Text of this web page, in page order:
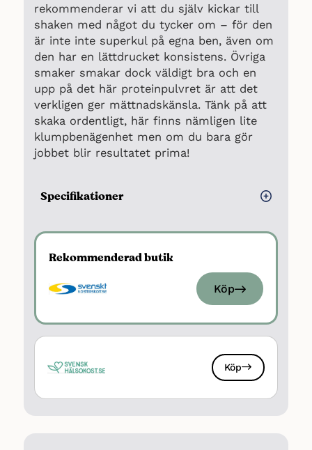
rekommenderar vi att du själv kickar till
shaken med något du tycker om – för den
är inte inte superkul på egna ben, även om
den har en lättdrucket konsistens. Övriga
smaker smakar dock väldigt bra och en
upp på det här proteinpulvret är att det
verkligen ger mättnadskänsla. Tänk på att
skaka ordentligt, här finns nämligen lite
klumpbenägenhet men om du bara gör
jobbet blir resultatet prima!
Specifikationer
Kolhydrater: 6 gram per 100 gram
Sockerarter: 5.9 gram per 100 gram
gram
Sötningsmedel: Nej
Rekommenderad butik
Köp
Köp